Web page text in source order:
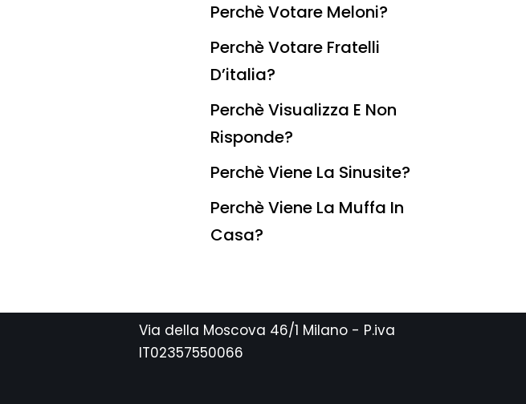
Perchè Votare Meloni?
Perchè Votare Fratelli
D’italia?
Perchè Visualizza E Non
Risponde?
Perchè Viene La Sinusite?
Perchè Viene La Muffa In
Casa?
Via della Moscova 46/1 Milano - P.iva
IT02357550066